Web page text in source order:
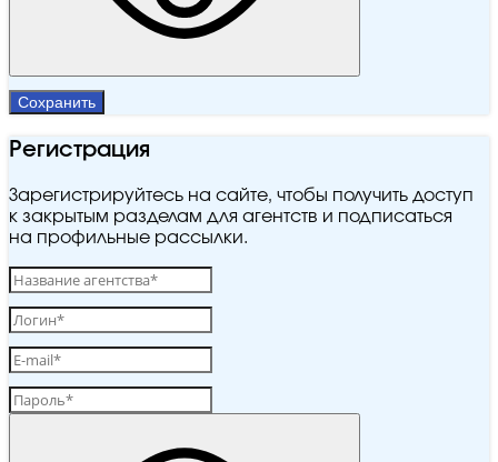
Сохранить
Регистрация
Зарегистрируйтесь на сайте, чтобы получить доступ
к закрытым разделам для агентств и подписаться
на профильные рассылки.